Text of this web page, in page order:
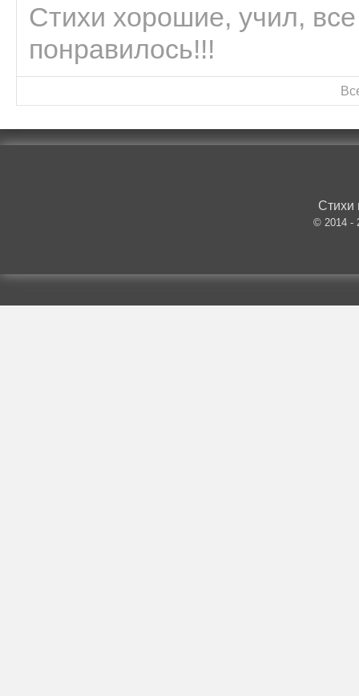
Стихи хорошие, учил,
понравилось!!!
Стихи
© 2014 -